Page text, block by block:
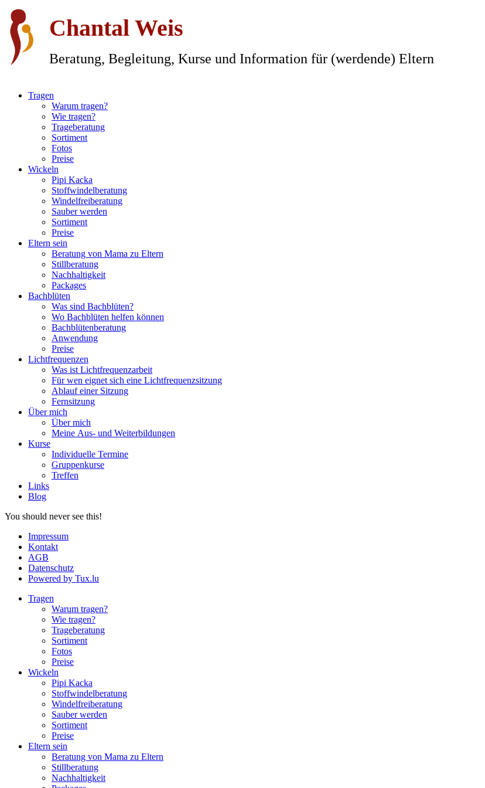
Chantal Weis
Beratung, Begleitung, Kurse und Information für (werdende) Eltern
Tragen
Warum tragen?
Wie tragen?
Trageberatung
Sortiment
Fotos
Preise
Wickeln
Pipi Kacka
Stoffwindelberatung
Windelfreiberatung
Sauber werden
Sortiment
Preise
Eltern sein
Beratung von Mama zu Eltern
Stillberatung
Nachhaltigkeit
Packages
Bachblüten
Was sind Bachblüten?
Wo Bachblüten helfen können
Bachblütenberatung
Anwendung
Preise
Lichtfrequenzen
Was ist Lichtfrequenzarbeit
Für wen eignet sich eine Lichtfrequenzsitzung
Ablauf einer Sitzung
Fernsitzung
Über mich
Über mich
Meine Aus- und Weiterbildungen
Kurse
Individuelle Termine
Gruppenkurse
Treffen
Links
Blog
You should never see this!
Impressum
Kontakt
AGB
Datenschutz
Powered by Tux.lu
Tragen
Warum tragen?
Wie tragen?
Trageberatung
Sortiment
Fotos
Preise
Wickeln
Pipi Kacka
Stoffwindelberatung
Windelfreiberatung
Sauber werden
Sortiment
Preise
Eltern sein
Beratung von Mama zu Eltern
Stillberatung
Nachhaltigkeit